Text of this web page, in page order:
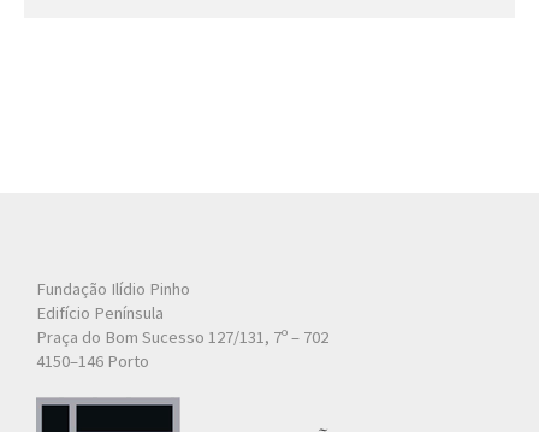
Fundação Ilídio Pinho
Edifício Península
Praça do Bom Sucesso 127/131, 7º – 702
4150–146 Porto